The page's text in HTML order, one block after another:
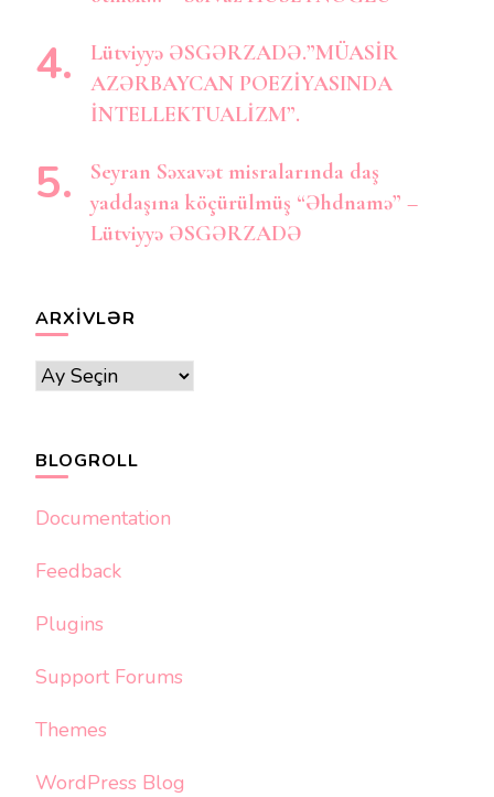
Lütviyyə ƏSGƏRZADƏ.”MÜASİR
AZƏRBAYCAN POEZİYASINDA
İNTELLEKTUALİZM”.
Seyran Səxavət misralarında daş
yaddaşına köçürülmüş “Əhdnamə” –
Lütviyyə ƏSGƏRZADƏ
ARXIVLƏR
Arxivlər
BLOGROLL
Documentation
Feedback
Plugins
Support Forums
Themes
WordPress Blog